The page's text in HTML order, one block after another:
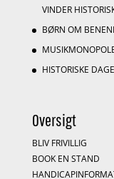
VINDER
BØRN OM
HISTORISKE
Oversigt
BLIV FRIVILLIG
BOOK EN STAND